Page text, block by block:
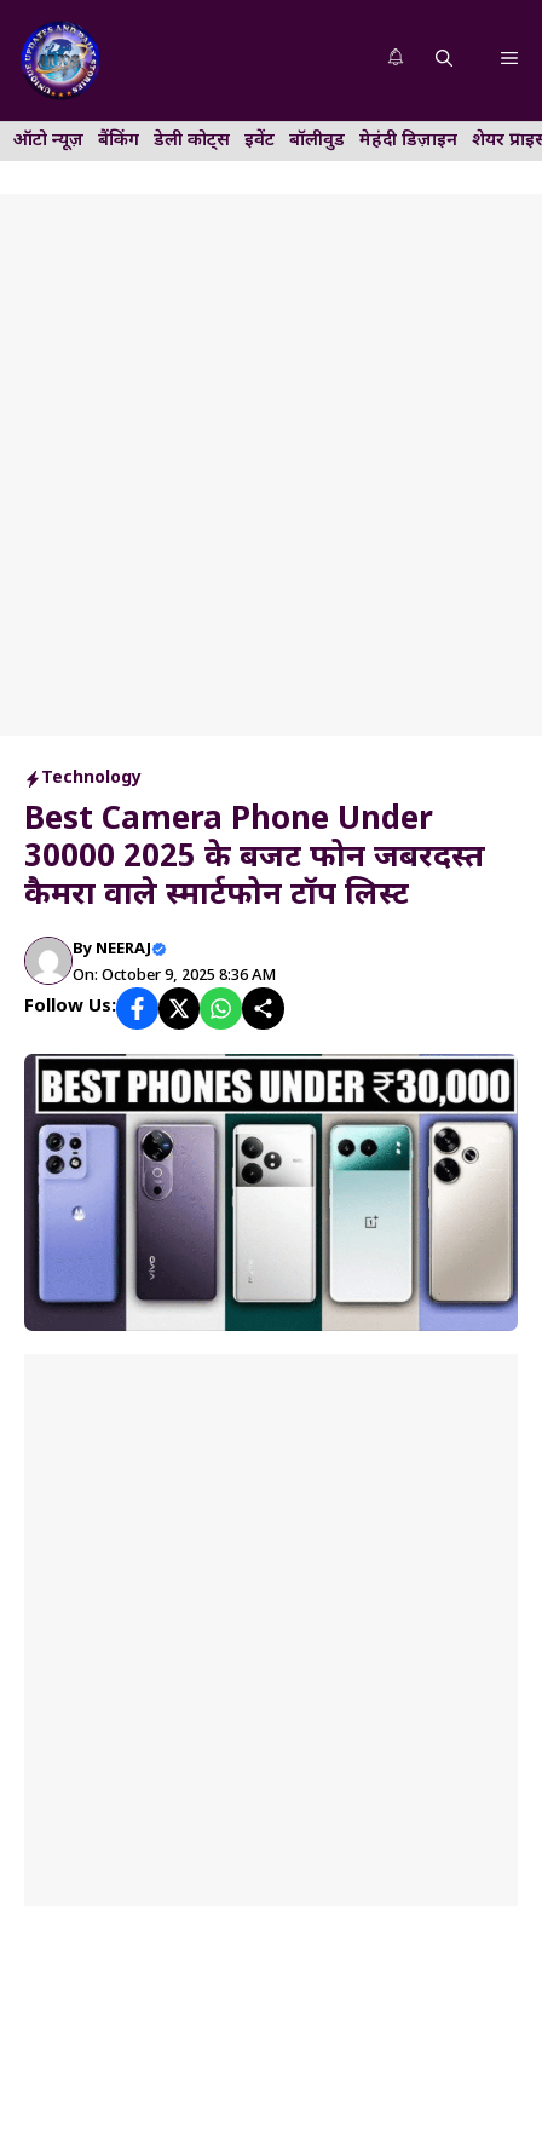
content
ऑटो न्यूज़ बैंकिंग डेली कोट्स इवेंट बॉलीवुड मेहंदी डिज़ाइन शेयर
Technology
Best Camera Phone Under
30000 2025 के बजट फोन जबरदस्त
कैमरा वाले स्मार्टफोन टॉप लिस्ट
By NEERAJ
On: October 9, 2025 8:36 AM
Follow Us: